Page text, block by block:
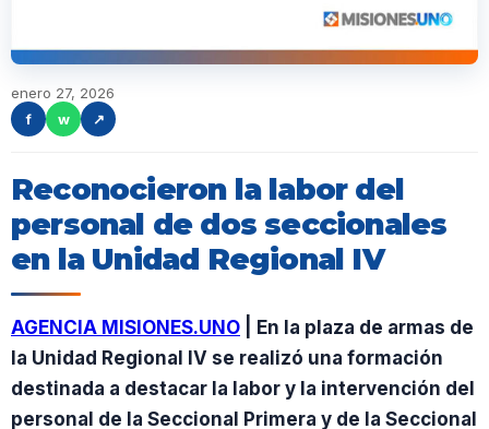
enero 27, 2026
f
w ↗
Reconocieron la labor del
personal de dos seccionales
en la Unidad Regional IV
AGENCIA MISIONES.UNO | En la plaza de armas de
la Unidad Regional IV se realizó una formación
destinada a destacar la labor y la intervención del
personal de la Seccional Primera y de la Seccional